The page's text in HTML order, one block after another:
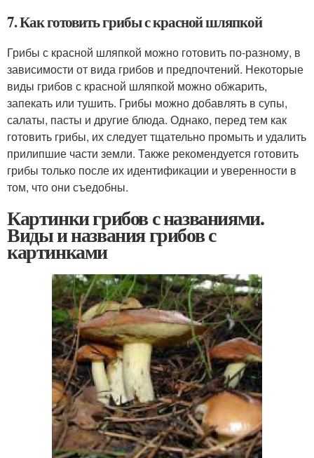
7. Как готовить грибы с красной шляпкой
Грибы с красной шляпкой можно готовить по-разному, в
зависимости от вида грибов и предпочтений. Некоторые
виды грибов с красной шляпкой можно обжарить,
запекать или тушить. Грибы можно добавлять в супы,
салаты, пасты и другие блюда. Однако, перед тем как
готовить грибы, их следует тщательно промыть и удалить
прилипшие части земли. Также рекомендуется готовить
грибы только после их идентификации и уверенности в
том, что они съедобны.
Картинки грибов с названиями.
Виды и названия грибов с
картинками